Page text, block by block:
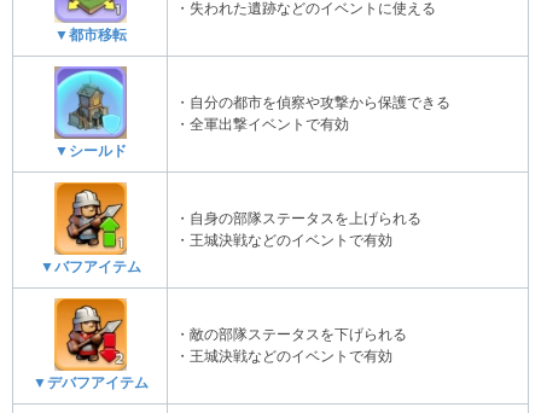
▼都市移転
・失われた遺跡などのイベントに使える
▼シールド
・自分の都市を偵察や攻撃から保護できる
・全軍出撃イベントで有効
▼バフアイテム
・自身の部隊ステータスを上げられる
・王城決戦などのイベントで有効
▼デバフアイテム
・敵の部隊ステータスを下げられる
・王城決戦などのイベントで有効